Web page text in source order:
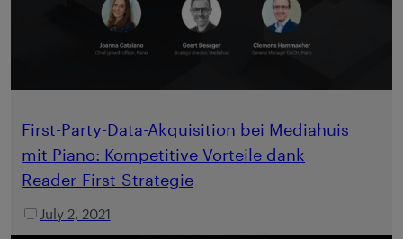
First-Party-Data-Akquisition bei Mediahuis
mit Piano: Kompetitive Vorteile dank
Reader-First-Strategie
July 2, 2021